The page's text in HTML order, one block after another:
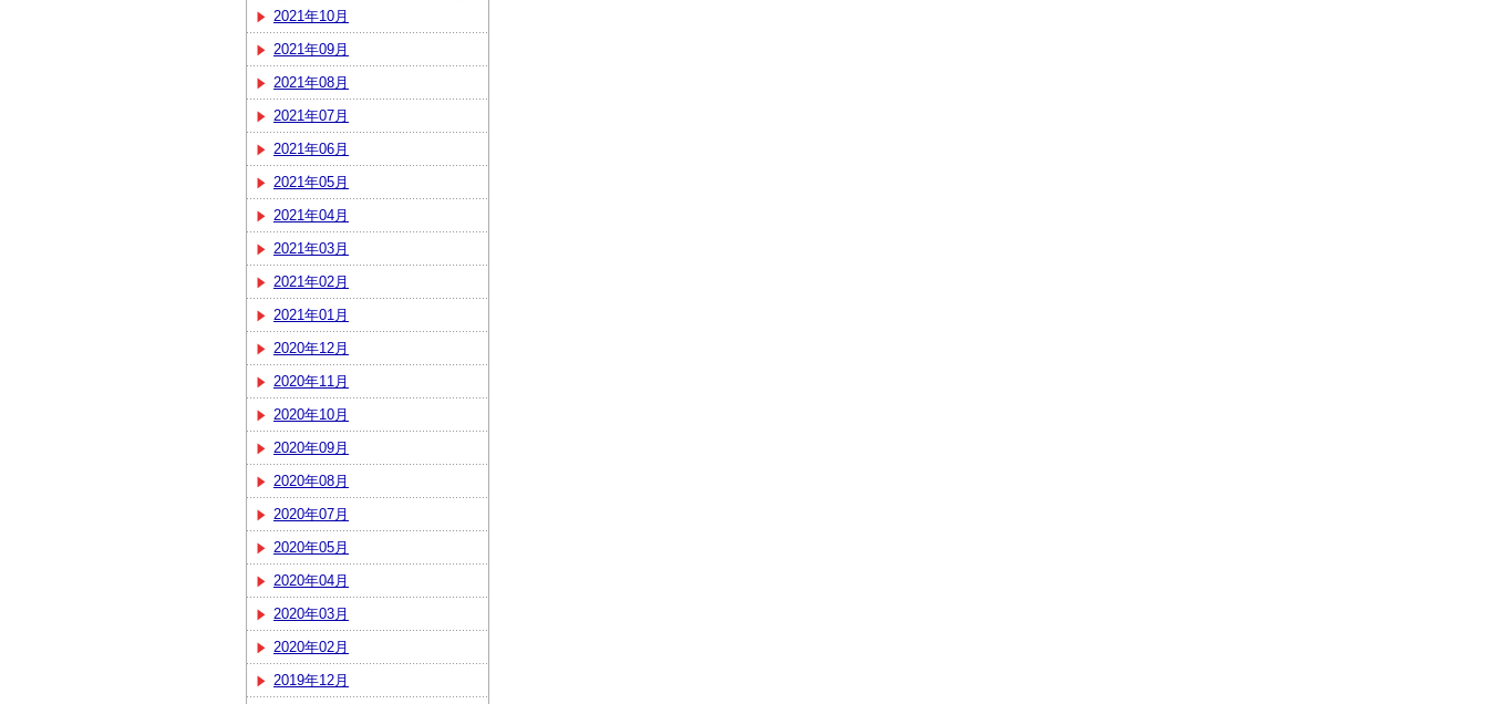
2021年10月
2021年09月
2021年08月
2021年07月
2021年06月
2021年05月
2021年04月
2021年03月
2021年02月
2021年01月
2020年12月
2020年11月
2020年10月
2020年09月
2020年08月
2020年07月
2020年05月
2020年04月
2020年03月
2020年02月
2019年12月